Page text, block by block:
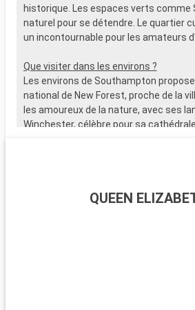
historique. Les espaces verts
naturel pour se détendre. Le quartier
un incontournable pour les amateurs
Que visiter dans les environs ?
Les environs de Southampton
national de New Forest, proche de la
les amoureux de la nature, avec ses
Winchester, célèbre pour sa
QUEEN